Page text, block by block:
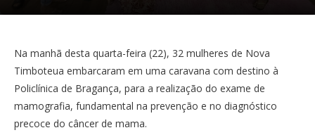
Na manhã desta quarta-feira (22), 32 mulheres de Nova
Timboteua embarcaram em uma caravana com destino à
Policlínica de Bragança, para a realização do exame de
mamografia, fundamental na prevenção e no diagnóstico
precoce do câncer de mama.